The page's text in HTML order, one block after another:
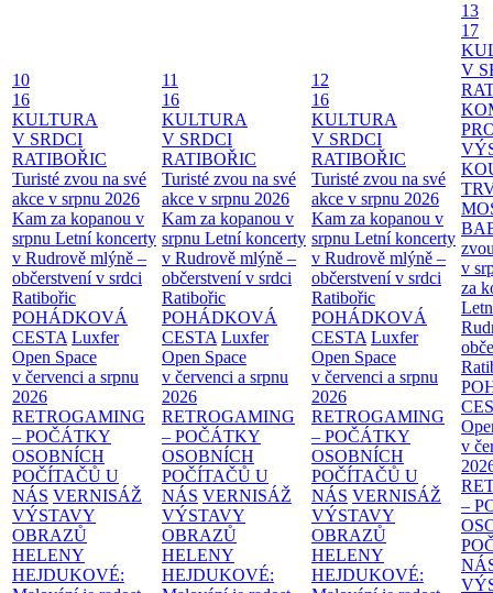
10
16
KULTURA
V SRDCI
RATIBOŘIC
Turisté zvou na své
akce v srpnu 2026
Kam za kopanou v
srpnu Letní koncerty
v Rudrově mlýně –
občerstvení v srdci
Ratibořic
POHÁDKOVÁ
CESTA Luxfer
Open Space
v červenci a srpnu
2026
RETROGAMING
– POČÁTKY
OSOBNÍCH
POČÍTAČŮ U
NÁS VERNISÁŽ
VÝSTAVY
OBRAZŮ
HELENY
HEJDUKOVÉ:
11
16
KULTURA
V SRDCI
RATIBOŘIC
Turisté zvou na své
akce v srpnu 2026
Kam za kopanou v
srpnu Letní koncerty
v Rudrově mlýně –
občerstvení v srdci
Ratibořic
POHÁDKOVÁ
CESTA Luxfer
Open Space
v červenci a srpnu
2026
RETROGAMING
– POČÁTKY
OSOBNÍCH
POČÍTAČŮ U
NÁS VERNISÁŽ
VÝSTAVY
OBRAZŮ
HELENY
HEJDUKOVÉ:
12
16
KULTURA
V SRDCI
RATIBOŘIC
Turisté zvou na své
akce v srpnu 2026
Kam za kopanou v
srpnu Letní koncerty
v Rudrově mlýně –
občerstvení v srdci
Ratibořic
POHÁDKOVÁ
CESTA Luxfer
Open Space
v červenci a srpnu
2026
RETROGAMING
– POČÁTKY
OSOBNÍCH
POČÍTAČŮ U
NÁS VERNISÁŽ
VÝSTAVY
OBRAZŮ
HELENY
HEJDUKOVÉ:
13
17
V
v
za
v
–